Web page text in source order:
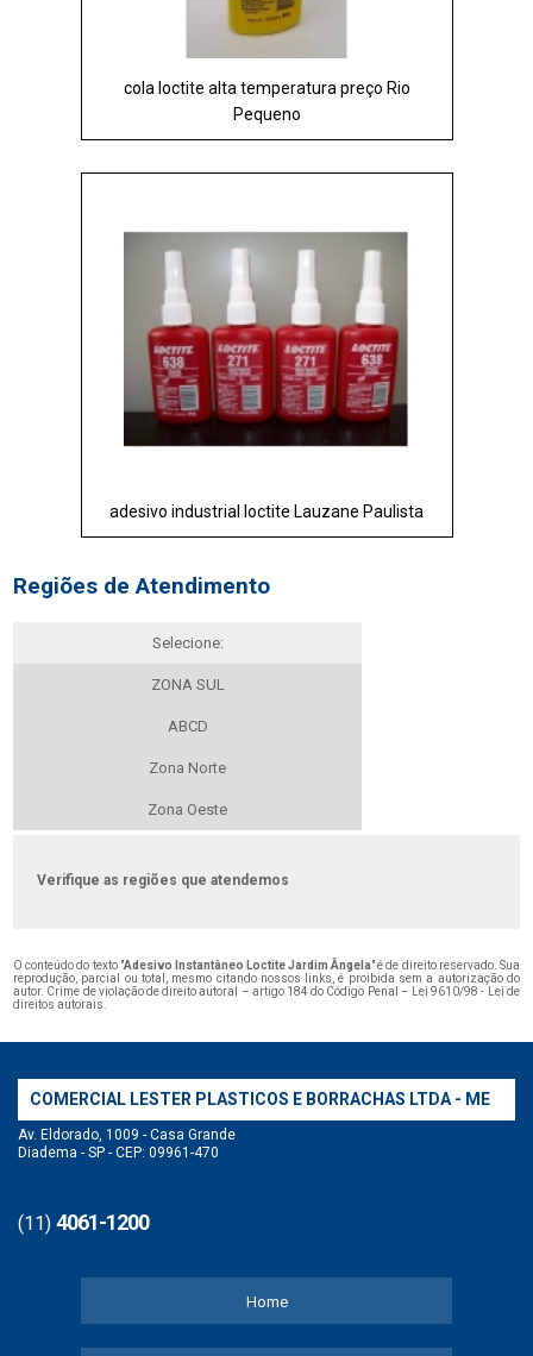
cola loctite alta temperatura preço Rio
Pequeno
adesivo industrial loctite Lauzane Paulista
Regiões de Atendimento
Selecione:
ZONA SUL
ABCD
Zona Norte
Zona Oeste
Verifique as regiões que atendemos
O conteúdo do texto "Adesivo Instantâneo Loctite Jardim Ângela" é de direito reservado. Sua
reprodução, parcial ou total, mesmo citando nossos links, é proibida sem a autorização do
autor. Crime de violação de direito autoral – artigo 184 do Código Penal –
Lei 9610/98 - Lei de
direitos autorais
COMERCIAL LESTER PLASTICOS E BORRACHAS LTDA - ME
Av. Eldorado, 1009 - Casa Grande
Diadema - SP - CEP: 09961-470
(11) 4061-1200
Home